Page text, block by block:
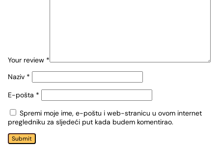
Your review *
Naziv *
E-pošta *
Spremi moje ime, e-poštu i web-stranicu u ovom internet
pregledniku za sljedeći put kada budem komentirao.
Submit